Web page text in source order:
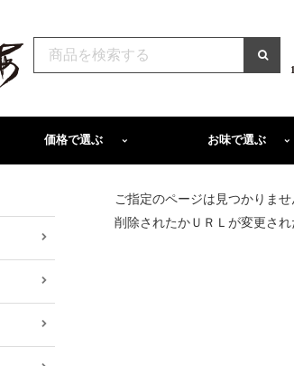
価格で選ぶ お味で選ぶ
ご指定のページは見つかりませ
削除されたかＵＲＬが変更され